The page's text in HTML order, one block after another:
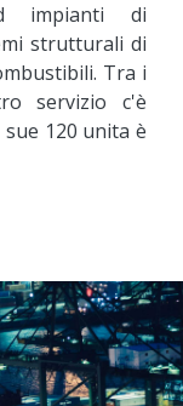
impianti di
strutturali di
Tra i
servizio c'è
120 unita è